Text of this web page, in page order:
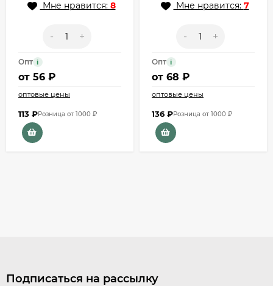
Мне нравится: 8
- +
Опт i
от 56 ₽
оптовые цены
113 ₽Розница от 1000 ₽
Мне нравится: 7
- +
Опт i
от 68 ₽
оптовые цены
136 ₽Розница от 1000 ₽
Подписаться на рассылку